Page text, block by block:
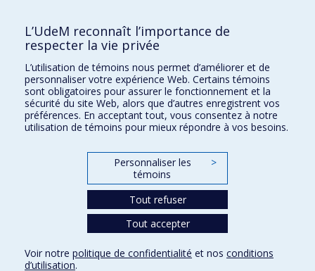
Kinésiologie et des sciences de l’activité physique
Orthophonie et audiologie
Réadaptation
Directions
DPC
CPASS
L’UdeM reconnaît l’importance de
respecter la vie privée
L’utilisation de témoins nous permet d’améliorer et de
personnaliser votre expérience Web. Certains témoins
sont obligatoires pour assurer le fonctionnement et la
sécurité du site Web, alors que d’autres enregistrent vos
préférences. En acceptant tout, vous consentez à notre
utilisation de témoins pour mieux répondre à vos besoins.
Personnaliser les
témoins
>
Tout refuser
Tout accepter
Voir notre politique de confidentialité et nos conditions
d’utilisation.